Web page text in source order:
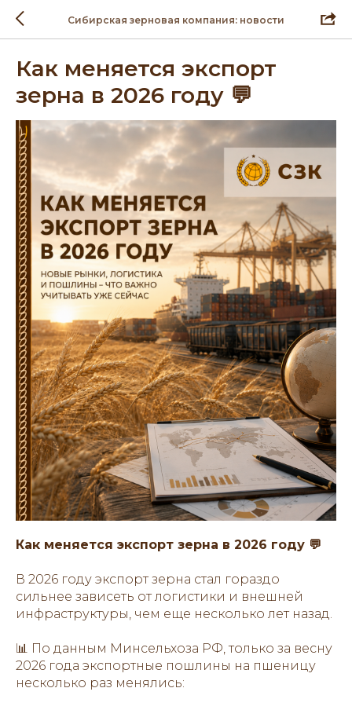
Сибирская зерновая компания: новости
Как меняется экспорт
зерна в 2026 году 💬
Как меняется экспорт зерна в 2026 году 💬
В 2026 году экспорт зерна стал гораздо
сильнее зависеть от логистики и внешней
инфраструктуры, чем еще несколько лет назад.
📊 По данным Минсельхоза РФ, только за весну
2026 года экспортные пошлины на пшеницу
несколько раз менялись: